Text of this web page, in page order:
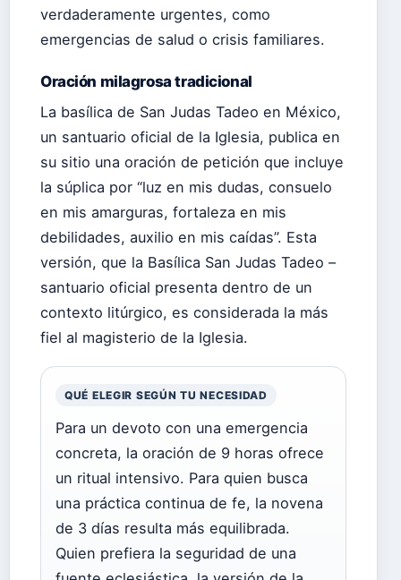
verdaderamente urgentes, como
emergencias de salud o crisis familiares.
Oración milagrosa tradicional
La basílica de San Judas Tadeo en México,
un santuario oficial de la Iglesia, publica en
su sitio una oración de petición que incluye
la súplica por “luz en mis dudas, consuelo
en mis amarguras, fortaleza en mis
debilidades, auxilio en mis caídas”. Esta
versión, que la Basílica San Judas Tadeo –
santuario oficial presenta dentro de un
contexto litúrgico, es considerada la más
fiel al magisterio de la Iglesia.
QUÉ ELEGIR SEGÚN TU NECESIDAD
Para un devoto con una emergencia
concreta, la oración de 9 horas ofrece
un ritual intensivo. Para quien busca
una práctica continua de fe, la novena
de 3 días resulta más equilibrada.
Quien prefiera la seguridad de una